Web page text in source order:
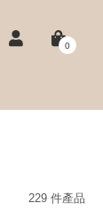
0
229 件產品